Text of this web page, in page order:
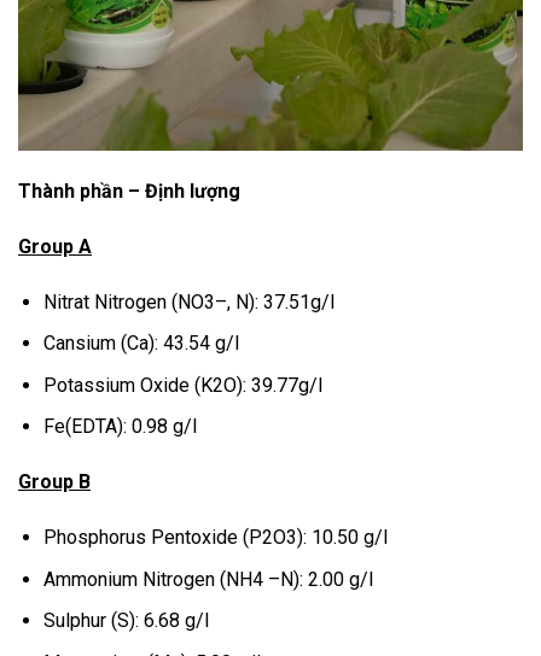
Thành phần – Định lượng
Group A
Nitrat Nitrogen (NO3–, N): 37.51g/l
Cansium (Ca): 43.54 g/l
Potassium Oxide (K2O): 39.77g/l
Fe(EDTA): 0.98 g/l
Group B
Phosphorus Pentoxide (P2O3): 10.50 g/l
Ammonium Nitrogen (NH4 –N): 2.00 g/l
Sulphur (S): 6.68 g/l